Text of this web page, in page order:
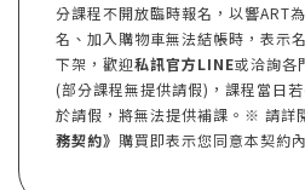
分課程不開放臨時報名，以響ART
名、加入購物車無法結帳時，表示
下架，歡迎私訊官方LINE或洽詢各
(部分課程無提供請假)，課程當日
於請假，將無法提供補課。※ 請詳
務契約》 購買即表示您同意本契約